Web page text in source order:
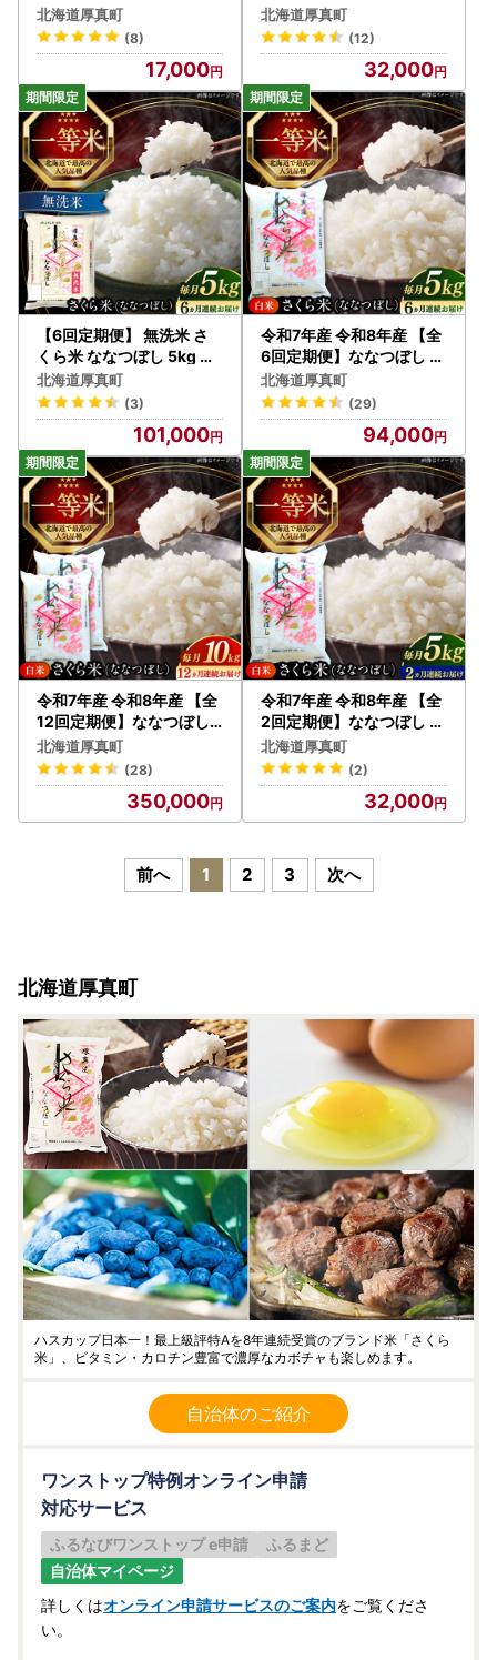
ぼし）5kg 北海道 コメ こ
め ブランド 銘柄 [AXAB0
33]
北海道厚真町
(8)
17,000
ぼし）10kg 北海道 コメ
こめ ブランド 銘柄 [AXAB
034]
北海道厚真町
(12)
32,000
【6回定期便】 無洗米 さ
くら米 ななつぼし 5kg 令
和7年産 令和8年産 [AXAB
009]
北海道厚真町
(3)
101,000
令和7年産 令和8年産 【全
6回定期便】ななつぼし さ
くら米 5kg お米 一等米 北
海道 [AXAB029]
北海道厚真町
(29)
94,000
令和7年産 令和8年産 【全
12回定期便】ななつぼし
さくら米 10kg 1年 お米 一
等米 北海道 [AXAB024]
北海道厚真町
(28)
350,000
令和7年産 令和8年産 【全
2回定期便】ななつぼし さ
くら米 5kg 2カ月 お米 一
等米 北海道 [AXAB078]
北海道厚真町
(2)
32,000
前へ 1 2 3 次へ
北海道厚真町
ハスカップ日本一！最上級評特Aを8年連続受賞のブランド米「さくら
米」、ビタミン・カロチン豊富で濃厚なカボチャも楽しめます。
自治体のご紹介
ワンストップ特例オンライン申請
対応サービス
ふるなびワンストップ e申請
ふるまど
自治体マイページ
詳しくはオンライン申請サービスのご案内をご覧くださ
い。